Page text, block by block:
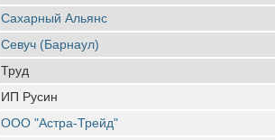
Сахарный Альянс
Севуч (Барнаул)
Труд
ИП Русин
ООО "Астра-Трейд"